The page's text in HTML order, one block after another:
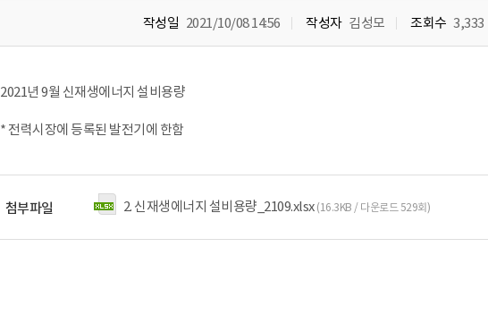
작성일 2021/10/08 14:56 작성자 김성모 조회수 3,333
2021년 9월 신재생에너지 설비용량
* 전력시장에 등록된 발전기에 한함
첨부파일 2. 신재생에너지 설비용량_2109.xlsx (16.3KB / 다운로드 529회)